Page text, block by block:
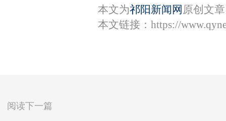
本文为祁阳新闻网 原创文
本文链接： https://
阅读下一篇